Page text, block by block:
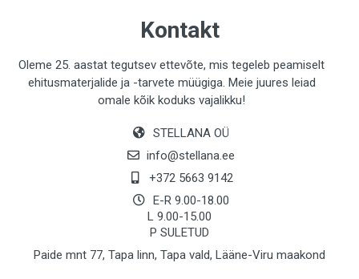
Kontakt
Oleme 25. aastat tegutsev ettevõte, mis tegeleb peamiselt
ehitusmaterjalide ja -tarvete müügiga. Meie juures leiad
omale kõik koduks vajalikku!
STELLANA OÜ
info@stellana.ee
+372 5663 9142
E-R 9.00-18.00
L 9.00-15.00
P SULETUD
Paide mnt 77, Tapa linn, Tapa vald, Lääne-Viru maakond